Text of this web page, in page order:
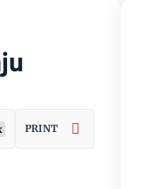
PRINT